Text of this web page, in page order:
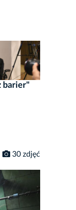
barier"
30 zdjęć